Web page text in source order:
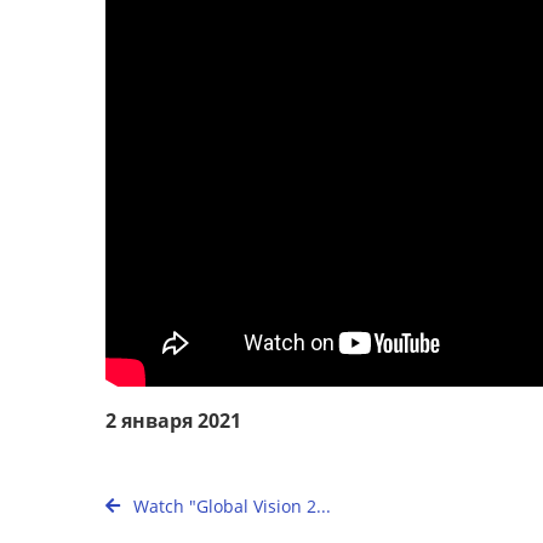
2 января 2021
Watch "Global Vision 2...